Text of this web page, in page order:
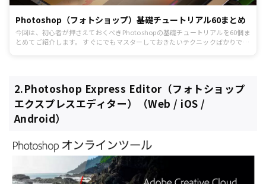
Photoshop（フォトショップ）基礎チュートリアル60まとめ
今回は、初心者が押さえておくべきPhotoshopの基礎チュートリアルを60個ま
とめてご紹介します。 すぐにでもマスターしておきたいテクニックばかりです
2.Photoshop Express Editor（フォトショップ
エクスプレスエディター）（Web / iOS /
Android）